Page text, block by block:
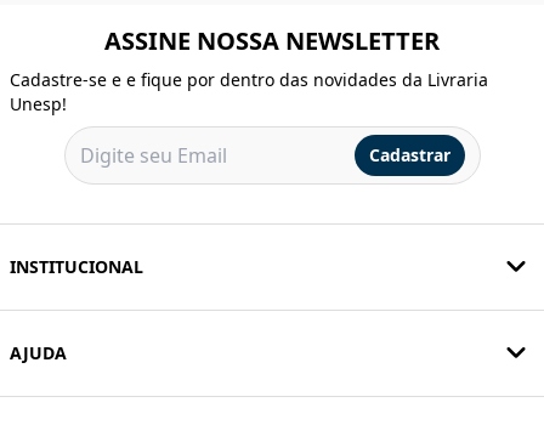
ASSINE NOSSA NEWSLETTER
Cadastre-se e e fique por dentro das novidades da Livraria
Unesp!
Cadastrar
INSTITUCIONAL
AJUDA